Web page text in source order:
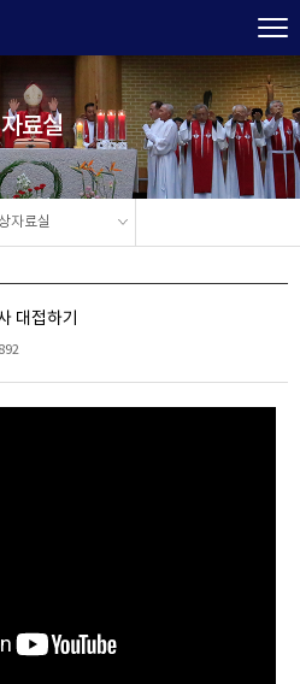
자료실
자료실
대접하기